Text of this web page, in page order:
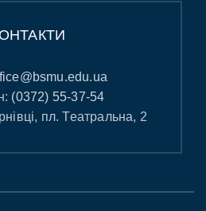
(0372) 55-37-54
пл. Театральна, 2